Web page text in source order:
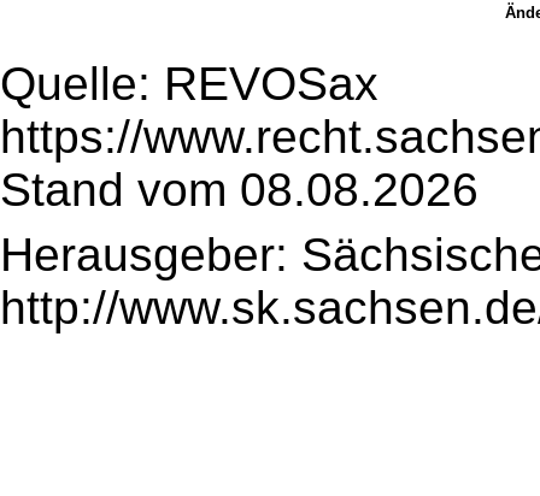
Quelle: REVOSax
https://
Stand vom 08.08.2026
Herausgeber:
http://